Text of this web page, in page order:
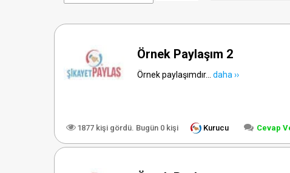
Örnek Paylaşım 2
Örnek paylaşımdır...daha ››
1877 kişi gördü. Bugün 0 kişi Kurucu Cevap